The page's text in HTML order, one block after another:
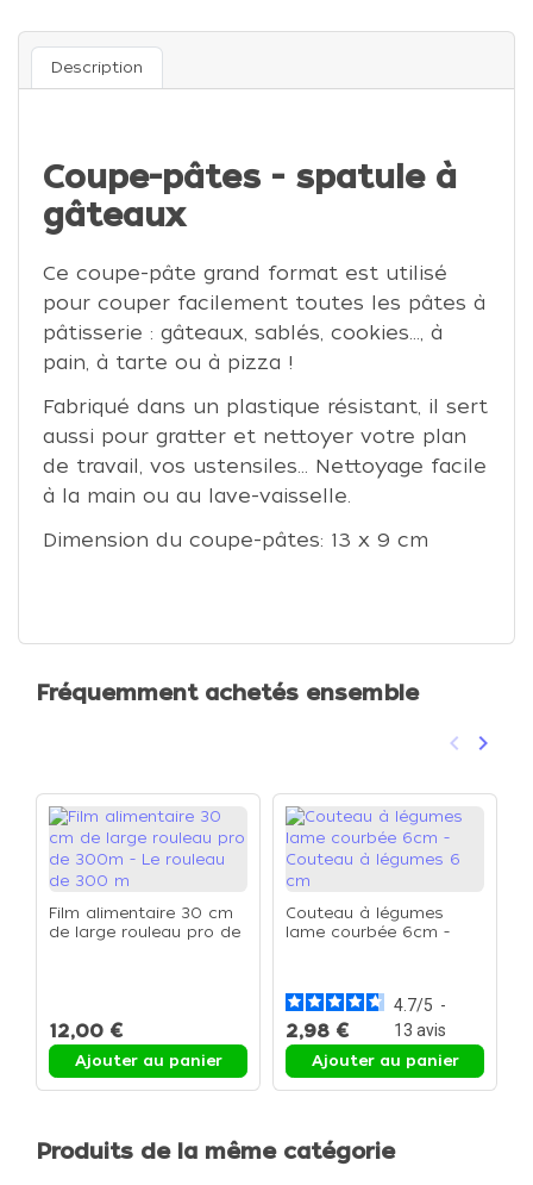
Description
Coupe-pâtes - spatule à
gâteaux
Ce coupe-pâte grand format est utilisé
pour couper facilement toutes les pâtes à
pâtisserie : gâteaux, sablés, cookies…, à
pain, à tarte ou à pizza !
Fabriqué dans un plastique résistant, il sert
aussi pour gratter et nettoyer votre plan
de travail, vos ustensiles… Nettoyage facile
à la main ou au lave-vaisselle.
Dimension du coupe-pâtes: 13 x 9 cm
Fréquemment achetés ensemble
Précédent
keyboard_arrow_left keyboard_arrow_right
Film alimentaire 30 cm
de large rouleau pro de
12,00 €
Ajouter au panier
Couteau à légumes
lame courbée 6cm -
4.7/5 -
13 avis
2,98 €
Ajouter au panier
Produits de la même catégorie